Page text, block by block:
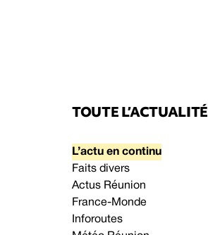
TOUTE L’ACTUALITÉ
L’actu en continu
Faits divers
Actus Réunion
France-Monde
Inforoutes